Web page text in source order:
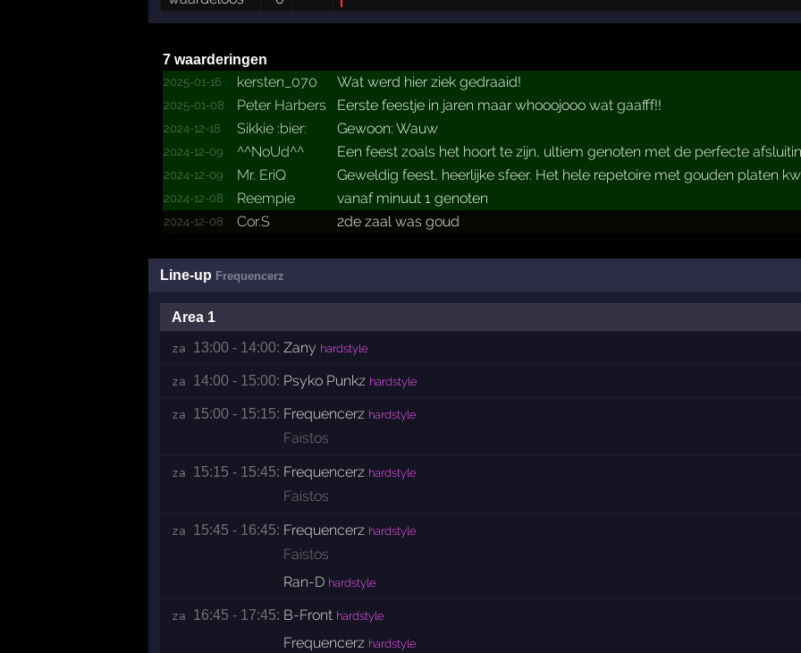
7 waarderingen
2025-01-16 kersten_070 Wat werd hier ziek gedraaid!
2025-01-08 Peter Harbers Eerste feestje in jaren maar whooojooo wat gaafff!!
2024-12-18 Sikkie :bier: Gewoon: Wauw
2024-12-09 ^^NoUd^^ Een feest zoals het hoort te zijn, ultiem genoten met de perfecte
2024-12-09 Mr. EriQ Geweldig feest, heerlijke sfeer. Het hele repetoire met gouden platen
2024-12-08 Reempie vanaf minuut 1 genoten
2024-12-08 Cor.S 2de zaal was goud
Line-up Frequencerz
Area 1
za 13:00 - 14:00: Zany hardstyle
za 14:00 - 15:00: Psyko Punkz hardstyle
za 15:00 - 15:15: Frequencerz hardstyle
Faistos
za 15:15 - 15:45: Frequencerz hardstyle
Faistos
za 15:45 - 16:45: Frequencerz hardstyle
Faistos
Ran-D hardstyle
za 16:45 - 17:45: B-Front hardstyle
Frequencerz hardstyle